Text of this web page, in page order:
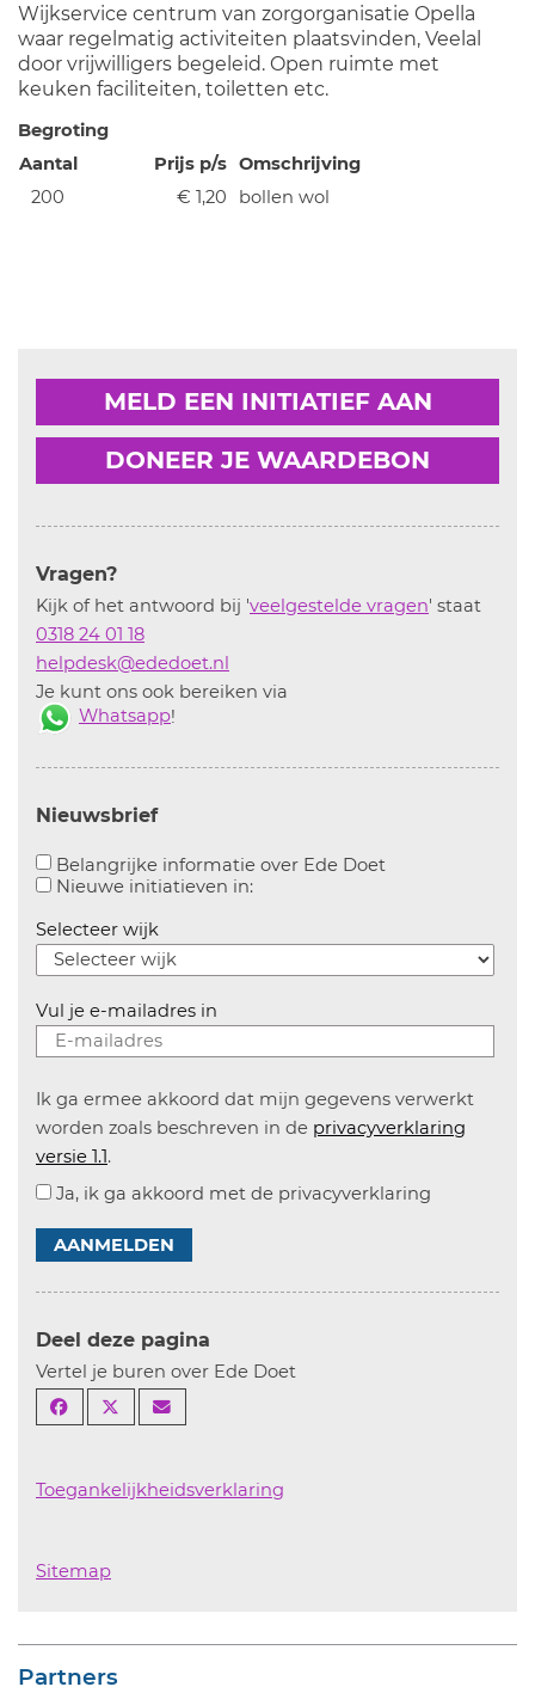
Wijkservice centrum van zorgorganisatie Opella
waar regelmatig activiteiten plaatsvinden, Veelal
door vrijwilligers begeleid. Open ruimte met
keuken faciliteiten, toiletten etc.
Begroting
Aantal
Prijs p/s Omschrijving
200
€ 1,20 bollen wol
MELD EEN INITIATIEF AAN
DONEER JE WAARDEBON
Vragen?
Kijk of het antwoord bij 'veelgestelde vragen' staat
0318 24 01 18
helpdesk@ededoet.nl
Je kunt ons ook bereiken via
Whatsapp!
Nieuwsbrief
Belangrijke informatie over Ede Doet
Nieuwe initiatieven in:Aanvinken om informatie over
Selecteer wijk
Vul je e-mailadres in
Ik ga ermee akkoord dat mijn gegevens verwerkt
worden zoals beschreven in de privacyverklaring
versie 1.1.
Ja, ik ga akkoord met de privacyverklaring
AANMELDEN
Deel deze pagina
Vertel je buren over Ede Doet
Toegankelijkheidsverklaring
Sitemap
Partners